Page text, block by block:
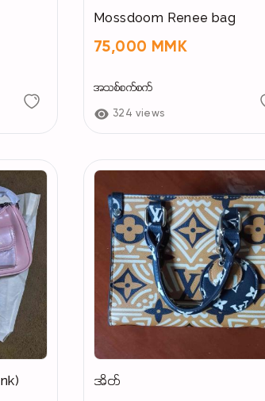
Mossdoom Renee bag
75,000 MMK
အသစ်စက်စက်
324 views
အိတ်